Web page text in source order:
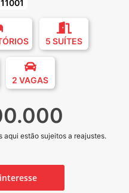
5 SUÍTES
2 VAGAS
aqui estão sujeitos a reajustes.